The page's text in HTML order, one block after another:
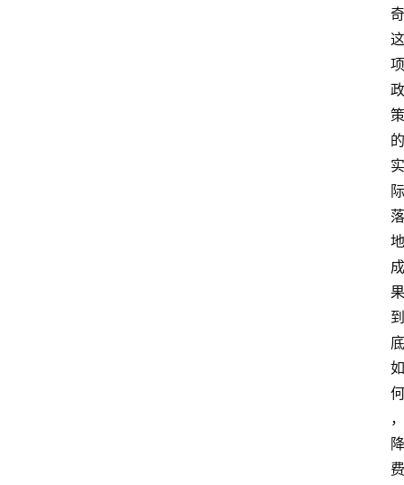
奇
这
项
政
策
的
实
际
落
地
成
果
到
底
如
何
，
降
费